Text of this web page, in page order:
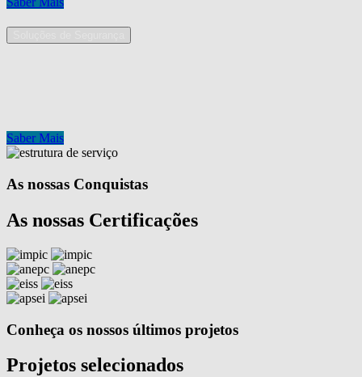
Saber Mais
As nossas Conquistas
As nossas Certificações
Conheça os nossos últimos projetos
Projetos selecionados